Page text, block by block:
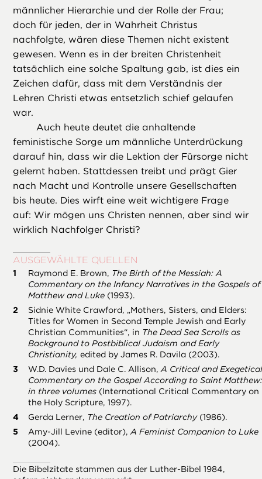
männlicher Hierarchie und der Rolle der Frau;
doch für jeden, der in Wahrheit Christus
nachfolgte, wären diese Themen nicht existent
gewesen. Wenn es in der breiten Christenheit
tatsächlich eine solche Spaltung gab, ist dies ein
Zeichen dafür, dass mit dem Verständnis der
Lehren Christi etwas entsetzlich schief gelaufen
war.
Auch heute deutet die anhaltende
feministische Sorge um männliche Unterdrückung
darauf hin, dass wir die Lektion der Fürsorge nicht
gelernt haben. Stattdessen treibt und prägt Gier
nach Macht und Kontrolle unsere Gesellschaften
bis heute. Dies wirft eine weit wichtigere Frage
auf: Wir mögen uns Christen nennen, aber sind wir
wirklich Nachfolger Christi?
AUSGEWÄHLTE QUELLEN
Raymond E. Brown, The Birth of the Messiah: A
Commentary on the Infancy Narratives in the Gospels of
Matthew and Luke(1993).
Sidnie White Crawford, „Mothers, Sisters, and Elders:
Titles for Women in Second Temple Jewish and Early
Christian Communities“, in The Dead Sea Scrolls as
Background to Postbiblical Judaism and Early
Christianity, edited by James R. Davila (2003).
W.D. Davies und Dale C. Allison, A Critical and Exegetical
Commentary on the Gospel According to Saint Matthew:
in three volumes(International Critical Commentary on
the Holy Scripture, 1997).
Gerda Lerner, The Creation of Patriarchy(1986).
Amy-Jill Levine (editor), A Feminist Companion to Luke
(2004).
Die Bibelzitate stammen aus der Luther-Bibel 1984,